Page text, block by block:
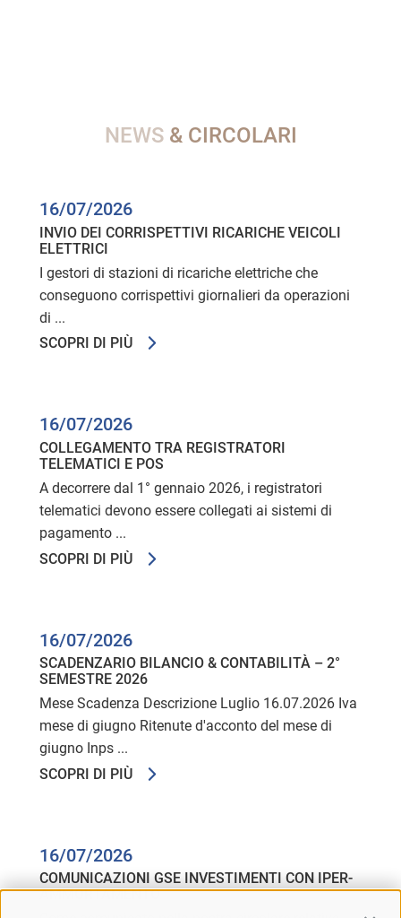
NEWS& CIRCOLARI
16/07/2026
INVIO DEI CORRISPETTIVI RICARICHE VEICOLI
ELETTRICI
I gestori di stazioni di ricariche elettriche che
conseguono corrispettivi giornalieri da operazioni
di ...
SCOPRI DI PIÙ
16/07/2026
COLLEGAMENTO TRA REGISTRATORI
TELEMATICI E POS
A decorrere dal 1° gennaio 2026, i registratori
telematici devono essere collegati ai sistemi di
pagamento ...
SCOPRI DI PIÙ
16/07/2026
SCADENZARIO BILANCIO & CONTABILITÀ – 2°
SEMESTRE 2026
Mese Scadenza Descrizione Luglio 16.07.2026 Iva
mese di giugno Ritenute d'acconto del mese di
giugno Inps ...
SCOPRI DI PIÙ
16/07/2026
COMUNICAZIONI GSE INVESTIMENTI CON IPER-
AMMORTAMENTO